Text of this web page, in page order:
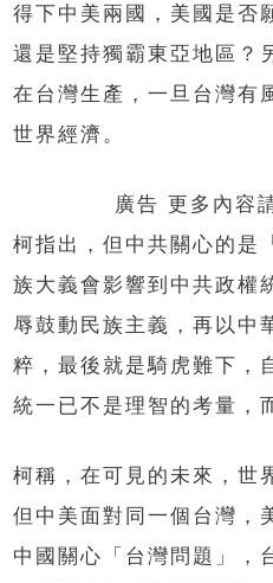
得下中美兩國，美國是否
還是堅持獨霸東亞地區？
在台灣生產，一旦台灣有
世界經濟。
廣告 更多內容
柯指出，但中共關心的是
族大義會影響到中共政權
辱鼓動民族主義，再以中
粹，最後就是騎虎難下，
統一已不是理智的考量，
柯稱，在可見的未來，世
但中美面對同一個台灣，
中國關心「台灣問題」，